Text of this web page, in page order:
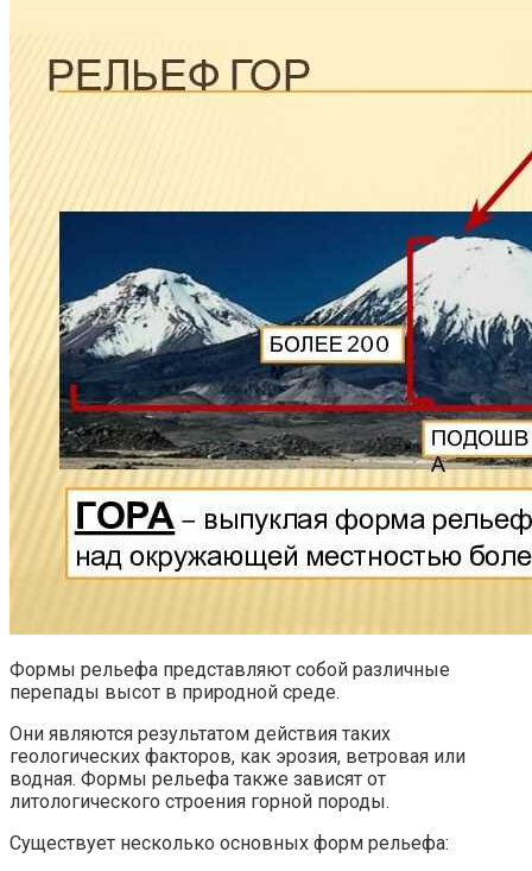
Формы рельефа представляют собой различные
перепады высот в природной среде.
Они являются результатом действия таких
геологических факторов, как эрозия, ветровая или
водная. Формы рельефа также зависят от
литологического строения горной породы.
Существует несколько основных форм рельефа: